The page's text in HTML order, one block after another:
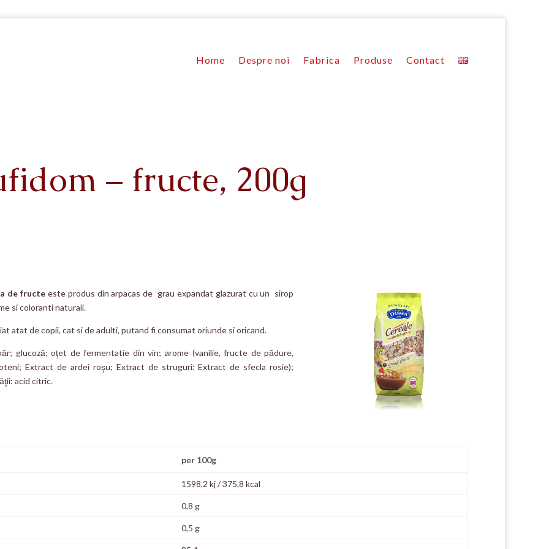
Home Despre noi Fabrica Produse Contact
– fructe, 200g
de fructe este produs din arpacas de grau expandat glazurat cu un sirop
si coloranti naturali.
atat de copii, cat si de adulti, putand fi consumat oriunde si oricand.
glucoză; oţet de fermentatie din vin; arome (vanilie, fructe de pădure,
Extract de ardei roşu; Extract de struguri; Extract de sfecla rosie);
acid citric.
per 100g
1598,2 kj / 375,8 kcal
0,8 g
0,5 g